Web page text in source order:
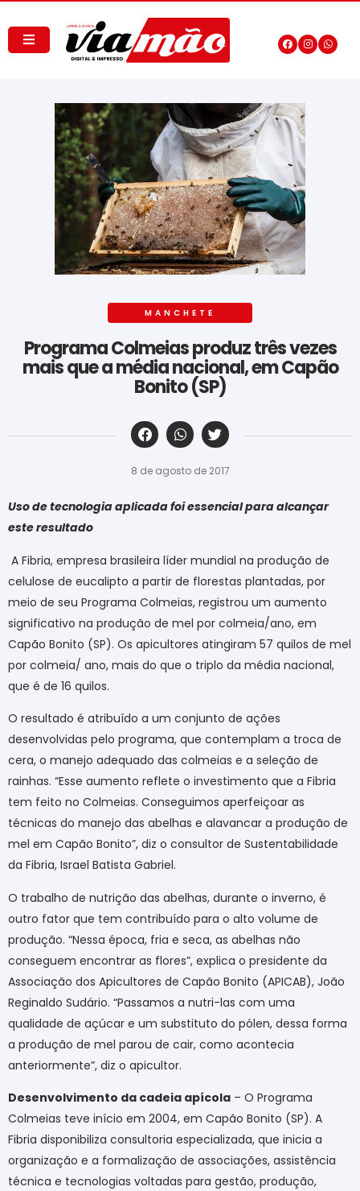
MANCHETE
Programa Colmeias produz três vezes
mais que a média nacional, em Capão
Bonito (SP)
‎ ‎ ‎ ‎ ‎ ‎ ‎ ‎ ‎ ‎ ‎ ‎ ‎ ‎ ‎ ‎ ‎ ‎ ‎ ‎ ‎ ‎ ‎ ‎ ‎ ‎ ‎ ‎ ‎ ‎ ‎
8 de agosto de 2017
Uso de tecnologia aplicada foi essencial para alcançar
este resultado
A Fibria, empresa brasileira líder mundial na produção de
celulose de eucalipto a partir de florestas plantadas, por
meio de seu Programa Colmeias, registrou um aumento
significativo na produção de mel por colmeia/ano, em
Capão Bonito (SP). Os apicultores atingiram 57 quilos de mel
por colmeia/ ano, mais do que o triplo da média nacional,
que é de 16 quilos.
O resultado é atribuído a um conjunto de ações
desenvolvidas pelo programa, que contemplam a troca de
cera, o manejo adequado das colmeias e a seleção de
rainhas. “Esse aumento reflete o investimento que a Fibria
tem feito no Colmeias. Conseguimos aperfeiçoar as
técnicas do manejo das abelhas e alavancar a produção de
mel em Capão Bonito”, diz o consultor de Sustentabilidade
da Fibria, Israel Batista Gabriel.
O trabalho de nutrição das abelhas, durante o inverno, é
outro fator que tem contribuído para o alto volume de
produção. “Nessa época, fria e seca, as abelhas não
conseguem encontrar as flores”, explica o presidente da
Associação dos Apicultores de Capão Bonito (APICAB), João
Reginaldo Sudário. “Passamos a nutri-las com uma
qualidade de açúcar e um substituto do pólen, dessa forma
a produção de mel parou de cair, como acontecia
anteriormente”, diz o apicultor.
Desenvolvimento da cadeia apícola – O Programa
Colmeias teve início em 2004, em Capão Bonito (SP). A
Fibria disponibiliza consultoria especializada, que inicia a
organização e a formalização de associações, assistência
técnica e tecnologias voltadas para gestão, produção,